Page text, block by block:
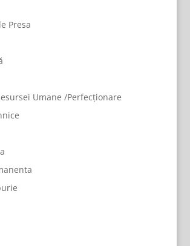
Presa
Umane /Perfecționare